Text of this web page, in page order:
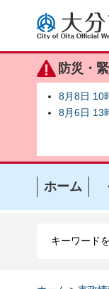
大分市
防災・
8月8日 10
8月6日 13
ホーム